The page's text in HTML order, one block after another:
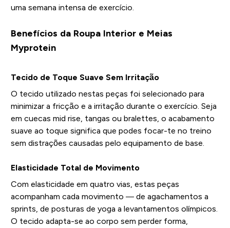
uma semana intensa de exercício.
Benefícios da Roupa Interior e Meias
Myprotein
Tecido de Toque Suave Sem Irritação
O tecido utilizado nestas peças foi selecionado para
minimizar a fricção e a irritação durante o exercício. Seja
em cuecas mid rise, tangas ou bralettes, o acabamento
suave ao toque significa que podes focar-te no treino
sem distrações causadas pelo equipamento de base.
Elasticidade Total de Movimento
Com elasticidade em quatro vias, estas peças
acompanham cada movimento — de agachamentos a
sprints, de posturas de yoga a levantamentos olímpicos.
O tecido adapta-se ao corpo sem perder forma,